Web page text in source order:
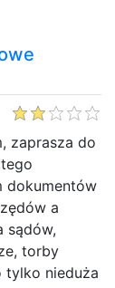
zaprasza do
dokumentów
a
sądów,
torby
tylko nieduża